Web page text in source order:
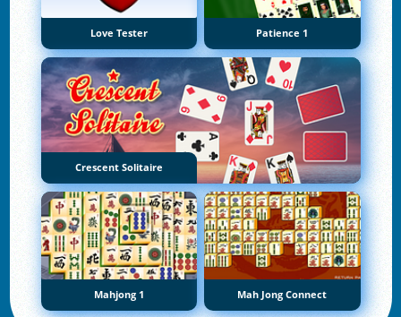
Love Tester Patience 1
Crescent Solitaire
Mahjong 1 Mah Jong Connect